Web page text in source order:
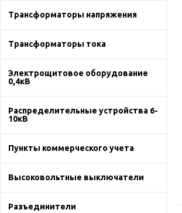
Трансформаторы напряжения
Трансформаторы тока
Электрощитовое оборудование
0,4кВ
Распределительные устройства 6-
10кВ
Пункты коммерческого учета
Высоковольтные выключатели
Разъединители